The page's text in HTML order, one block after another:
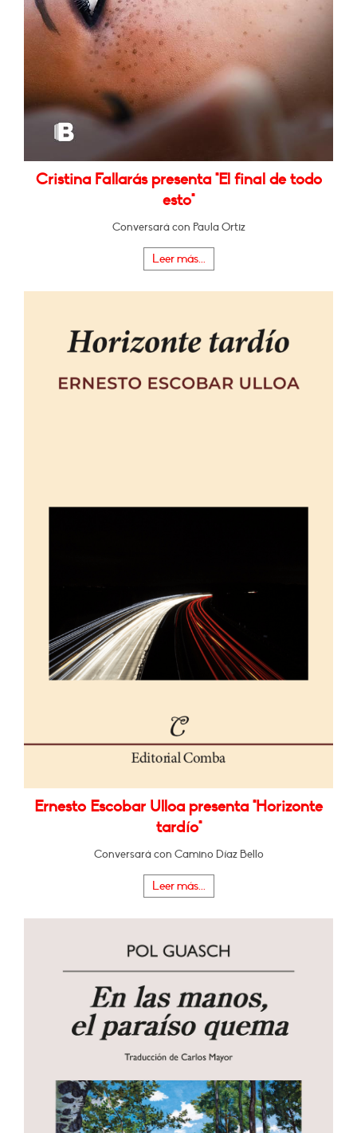
Cristina Fallarás presenta "El final de todo
esto"
Conversará con Paula Ortiz
Leer más...
Ernesto Escobar Ulloa presenta "Horizonte
tardío"
Conversará con Camino Díaz Bello
Leer más...